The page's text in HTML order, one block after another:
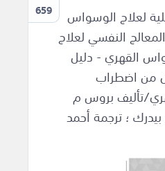
659
لعلاج الوسواس
النفسي لعلاج
القهري - دليل
من اضطراب
تأليف بروس م
؛ ترجمة أحمد